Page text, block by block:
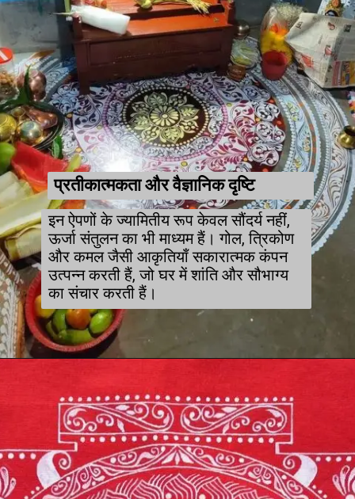
प्रतीकात्मकता और वैज्ञानिक दृष्टि
इन ऐपणों के ज्यामितीय रूप केवल सौंदर्य नहीं,
ऊर्जा संतुलन का भी माध्यम हैं। गोल, त्रिकोण
और कमल जैसी आकृतियाँ सकारात्मक कंपन
उत्पन्न करती हैं, जो घर में शांति और सौभाग्य
का संचार करती हैं।